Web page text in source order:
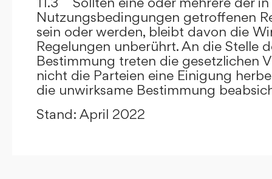
Nutzungsbedingungen getroffenen
sein oder werden, bleibt davon die
Regelungen unberührt. An die Stelle
Bestimmung treten die gesetzlichen
nicht die Parteien eine Einigung
die unwirksame Bestimmung
Stand: April 2022